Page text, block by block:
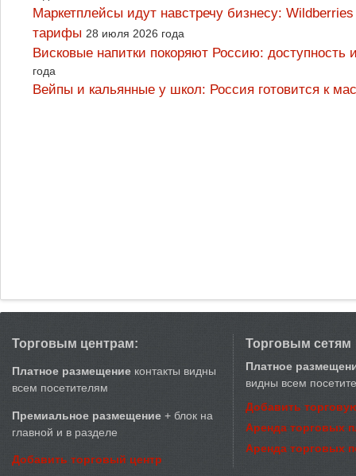
Маркетплейсы идут навстречу бизнесу:
тарифы 28 июля 2026 года
Висковые напитки покоряют Россию:
года
Вейпы и кальянные у школ: Россия готовится к
Торговым центрам:
Платное размещение контакты видны
всем посетителям
Премиальное размещение + блок на
главной и в разделе
Добавить торговый центр
Торговым сетям
Платное
видны всем
Добавить
Аренда торговых
Аренда торговых